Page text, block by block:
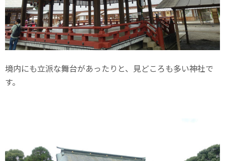
境内にも立派な舞台があったりと、見どころも多い神社で
す。